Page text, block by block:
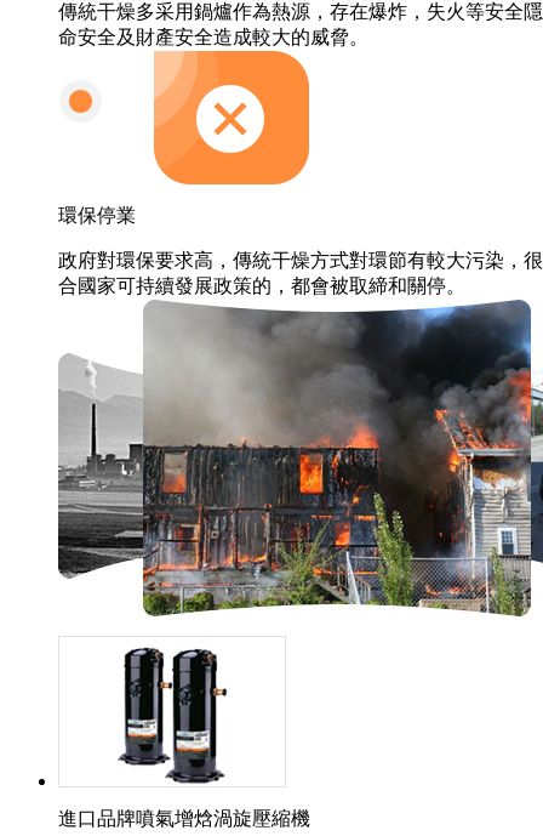
傳統干燥多采用鍋爐作為熱源，存在爆炸，失火等安全
命安全及財產安全造成較大的威脅。
環保停業
政府對環保要求高，傳統干燥方式對環節有較大污染，
合國家可持續發展政策的，都會被取締和關停。
進口品牌噴氣增焓渦旋壓縮機